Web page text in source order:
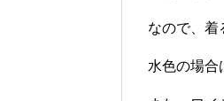
なので、着
水色の場合